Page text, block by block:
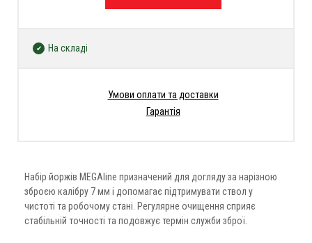
Набір йоржів MEGAline призначений для догляду за нарізною
зброєю калібру 7 мм і допомагає підтримувати ствол у
чистоті та робочому стані. Регулярне очищення сприяє
стабільній точності та подовжує термін служби зброї.
На складі
Умови оплати та доставки
Гарантія